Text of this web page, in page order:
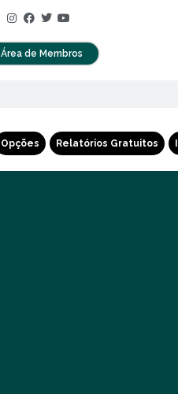
Área de Membros
Opções Relatórios Gratuitos